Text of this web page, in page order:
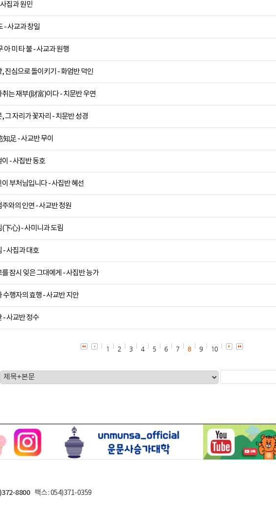
집과 원민
- 사교과 창일
아 미 타 불 - 사교과 원행
, 진심으로 돌이키기 - 화엄반 덕인
취는 재부(財富)이다 - 치문반 우연
, 그 자리가 꽃자리 - 치문반 성경
知足 - 사교반 무이
이 - 사집반 동호
이 부처님입니다 - 사집반 혜선
와의 인연 - 사교반 청원
(下心) - 사미니과 도림
- 사집과 대호
잠시 잊은 그대에게 - 사집반 능가
수행자의 효행 - 사교반 지안
- 사교반 정수
1 2 3 4 5 6 7 8 9 10
8800팩스 : 054)371-0359